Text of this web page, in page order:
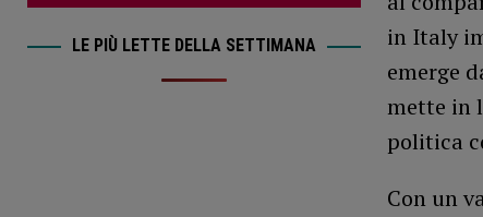
in Italy
emerge
mette in
politica
Con un
LE PIÙ LETTE DELLA SETTIMANA